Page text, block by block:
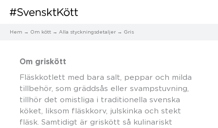
Hem Om kött Alla styckningsdetaljer Gris
Om griskött
Fläskkotlett med bara salt, peppar och milda
tillbehör, som gräddsås eller svampstuvning,
tillhör det omistliga i traditionella svenska
köket, liksom fläskkorv, julskinka och stekt
fläsk. Samtidigt är griskött så kulinariskt